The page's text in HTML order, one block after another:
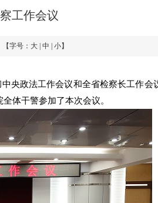
工作会议
字号： 大 中 小】
央政法工作会议和全省检察长工作会
体干警参加了本次会议。